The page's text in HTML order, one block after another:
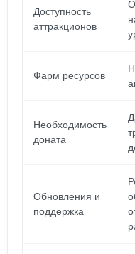
Доступность
аттракционов
Фарм ресурсов
Необходимость
доната
Обновления и
поддержка